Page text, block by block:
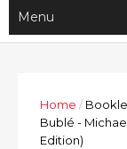
Home /
Bublé -
Edition)